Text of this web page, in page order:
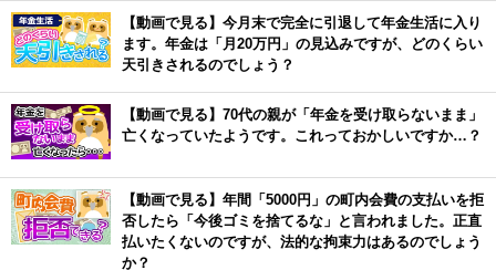
【動画で見る】今月末で完全に引退して年金生活に入り
ます。年金は「月20万円」の見込みですが、どのくらい
天引きされるのでしょう？
【動画で見る】70代の親が「年金を受け取らないまま」
亡くなっていたようです。これっておかしいですか…？
【動画で見る】年間「5000円」の町内会費の支払いを拒
否したら「今後ゴミを捨てるな」と言われました。正直
払いたくないのですが、法的な拘束力はあるのでしょう
か？